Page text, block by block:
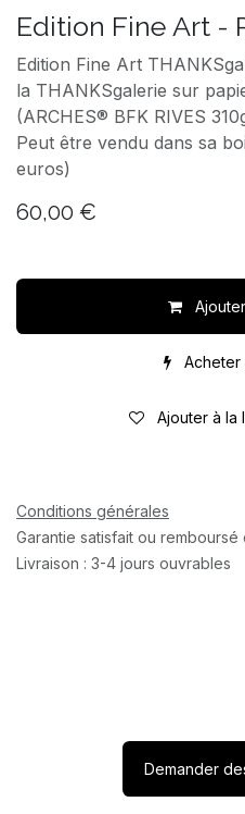
Edition Fine Art -
Edition Fine Art
la THANKSgalerie sur
(ARCHES® BFK RIVES 310g -
Peut être vendu dans sa
euros)
60,00 €
Acheter
Ajouter à la
Conditions générales
Garantie satisfait ou remboursé
Livraison : 3-4 jours ouvrables
Demander